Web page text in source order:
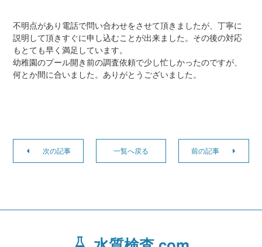
不明点があり電話で問い合わせをさせて頂きましたが、丁寧に
説明して頂きすぐに申し込むことが出来ました。その後の対応
もとても早く満足しています。
幼稚園のプール開き前の調査依頼で少し忙しかったのですが、
何とか間に合いました。ありがとうございました。
次の記事 一覧へ戻る 前の記事